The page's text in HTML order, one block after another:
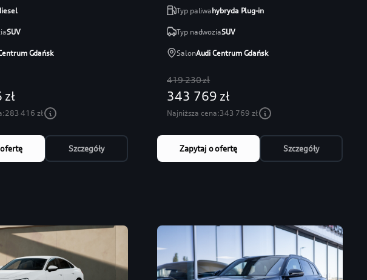
SUV
Gdańsk
283 416 zł
Szczegóły
Typ paliwahybryda Plug-in
Typ nadwoziaSUV
SalonAudi Centrum Gdańsk
419 230 zł
343 769 zł
Najniższa cena:343 769 zł
Zapytaj o ofertę Szczegóły